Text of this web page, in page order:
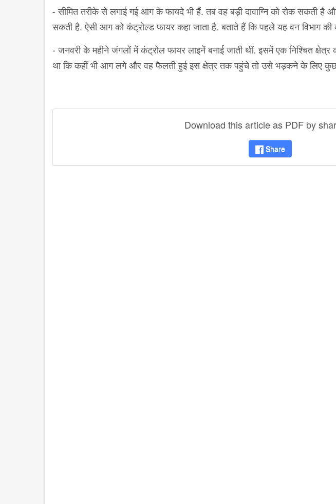
- सीमित तरीके से लगाई गई आग के फायदे भी हैं. तब वह बड़ी दावाग्नि को रोक सकती है
सकती है. ऐसी आग को कंट्रोल्ड फायर कहा जाता है. बताते हैं कि पहले यह वन विभाग की
- जनवरी के महीने जंगलों में कंट्रोल फायर लाइनें बनाई जाती थीं. इसमें एक निश्चित
था कि कहीं भी आग लगे और वह फैलती हुई इस क्षेत्र तक पहुंचे तो उसे भड़कने के लिए कुछ
Download this article as PDF by
Share